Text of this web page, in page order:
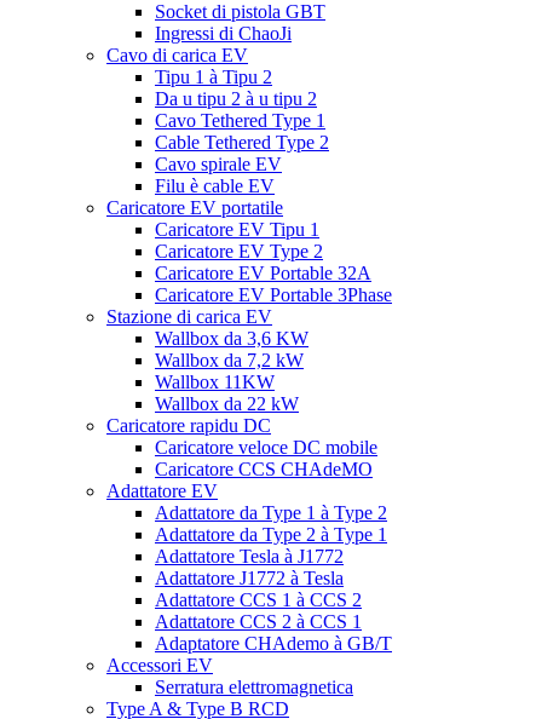
Socket di pistola GBT
Ingressi di ChaoJi
Cavo di carica EV
Tipu 1 à Tipu 2
Da u tipu 2 à u tipu 2
Cavo Tethered Type 1
Cable Tethered Type 2
Cavo spirale EV
Filu è cable EV
Caricatore EV portatile
Caricatore EV Tipu 1
Caricatore EV Type 2
Caricatore EV Portable 32A
Caricatore EV Portable 3Phase
Stazione di carica EV
Wallbox da 3,6 KW
Wallbox da 7,2 kW
Wallbox 11KW
Wallbox da 22 kW
Caricatore rapidu DC
Caricatore veloce DC mobile
Caricatore CCS CHAdeMO
Adattatore EV
Adattatore da Type 1 à Type 2
Adattatore da Type 2 à Type 1
Adattatore Tesla à J1772
Adattatore J1772 à Tesla
Adattatore CCS 1 à CCS 2
Adattatore CCS 2 à CCS 1
Adaptatore CHAdemo à GB/T
Accessori EV
Serratura elettromagnetica
Type A & Type B RCD